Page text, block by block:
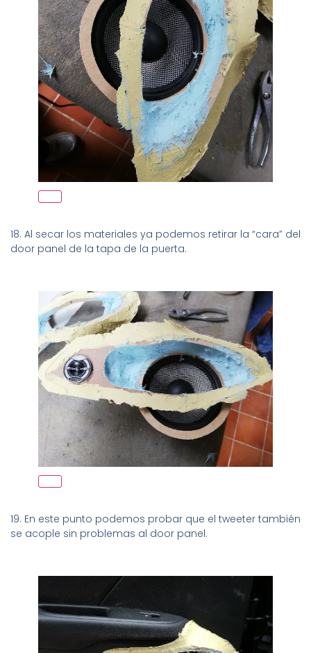
18. Al secar los materiales ya podemos retirar la “cara” del
door panel de la tapa de la puerta.
19. En este punto podemos probar que el tweeter también
se acople sin problemas al door panel.